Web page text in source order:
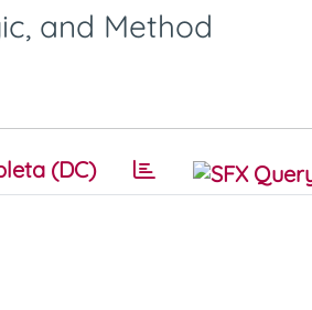
and Method
(DC)